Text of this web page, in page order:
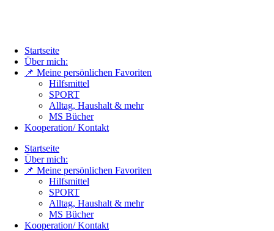
Startseite
Über mich:
📌 Meine persönlichen Favoriten
Hilfsmittel
SPORT
Alltag, Haushalt & mehr
MS Bücher
Kooperation/ Kontakt
Startseite
Über mich:
📌 Meine persönlichen Favoriten
Hilfsmittel
SPORT
Alltag, Haushalt & mehr
MS Bücher
Kooperation/ Kontakt